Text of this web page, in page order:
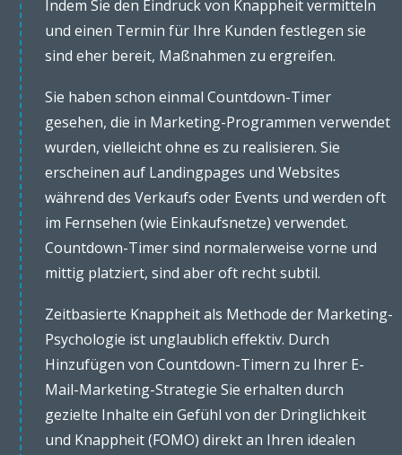
Indem Sie den Eindruck von Knappheit vermitteln
und einen Termin für Ihre Kunden festlegen sie
sind eher bereit, Maßnahmen zu ergreifen.
Sie haben schon einmal Countdown-Timer
gesehen, die in Marketing-Programmen verwendet
wurden, vielleicht ohne es zu realisieren. Sie
erscheinen auf Landingpages und Websites
während des Verkaufs oder Events und werden oft
im Fernsehen (wie Einkaufsnetze) verwendet.
Countdown-Timer sind normalerweise vorne und
mittig platziert, sind aber oft recht subtil.
Zeitbasierte Knappheit als Methode der Marketing-
Psychologie ist unglaublich effektiv. Durch
Hinzufügen von Countdown-Timern zu Ihrer E-
Mail-Marketing-Strategie Sie erhalten durch
gezielte Inhalte ein Gefühl von der Dringlichkeit
und Knappheit (FOMO) direkt an Ihren idealen